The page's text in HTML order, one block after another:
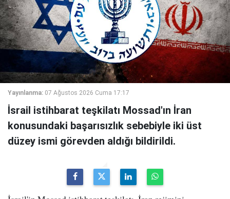
Yayınlanma: 07 Ağustos 2026 Cuma 17:17
İsrail istihbarat teşkilatı Mossad'ın İran
konusundaki başarısızlık sebebiyle iki üst
düzey ismi görevden aldığı bildirildi.